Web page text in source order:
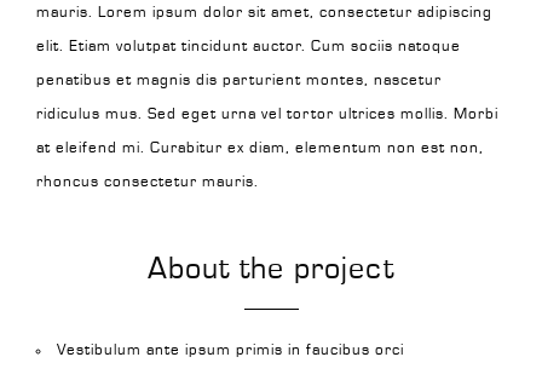
mauris. Lorem ipsum dolor sit amet, consectetur adipiscing
elit. Etiam volutpat tincidunt auctor. Cum sociis natoque
penatibus et magnis dis parturient montes, nascetur
ridiculus mus. Sed eget urna vel tortor ultrices mollis. Morbi
at eleifend mi. Curabitur ex diam, elementum non est non,
rhoncus consectetur mauris.
About the project
Vestibulum ante ipsum primis in faucibus orci